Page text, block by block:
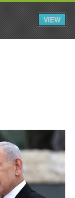
Iniciar Sessão
VIEW